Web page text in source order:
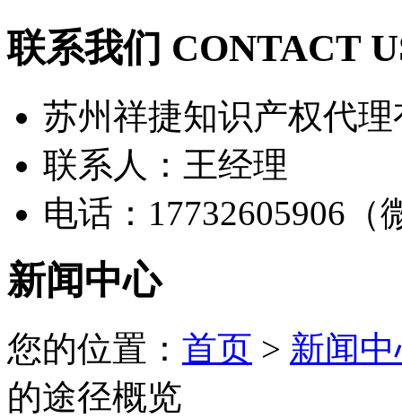
联系我们 CONTACT
苏州祥捷知识产权代
联系人：王经理
电话：17732605906（
新闻中心
您的位置： 首页 > 新闻
的途径概览